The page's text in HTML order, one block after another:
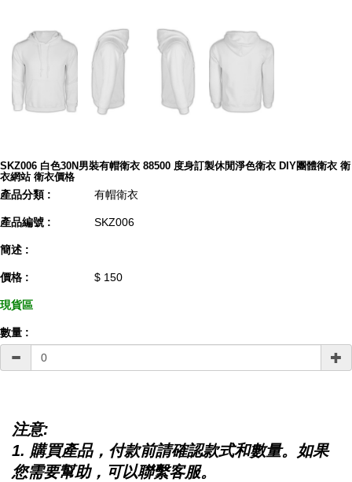
SKZ006 白色30N男裝有帽衛衣 88500 度身訂製休閒淨色衛衣 DIY團體衛衣 衛
衣網站 衛衣價格
產品分類 : 有帽衛衣
產品編號 : SKZ006
簡述 :
價格 : $ 150
現貨區
數量 :
注意:
1. 購買產品，付款前請確認款式和數量。如果
您需要幫助，可以聯繫客服。